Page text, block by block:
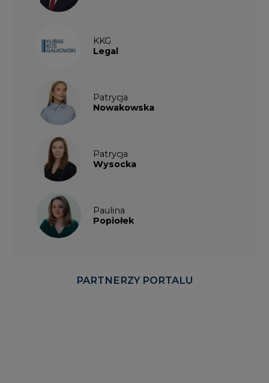
KKG
Legal
Patrycja
Nowakowska
Patrycja
Wysocka
Paulina
Popiołek
PARTNERZY PORTALU